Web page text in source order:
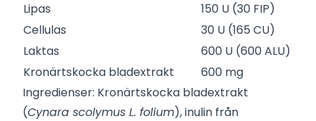
Lipas
150 U (30 FIP)
Cellulas
30 U (165 CU)
Laktas
600 U (600 ALU)
Kronärtskocka bladextrakt
600 mg
Ingredienser: Kronärtskocka bladextrakt
(Cynara scolymus L. folium), inulin från